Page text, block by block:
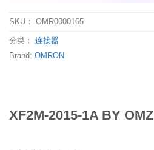
SKU： OMR0000165
分类： 连接器
Brand: OMRON
XF2M-2015-1A BY OMZ